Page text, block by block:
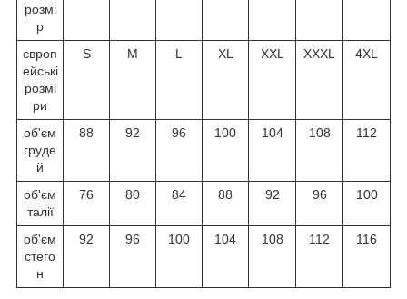
розмі
р
європ
ейські
розмі
ри
S M L XL XXL XXXL 4XL
об'єм
груде
й
88 92 96 100 104 108 112
об'єм
талії
76 80 84 88 92 96 100
об'єм
стего
н
92 96 100 104 108 112 116